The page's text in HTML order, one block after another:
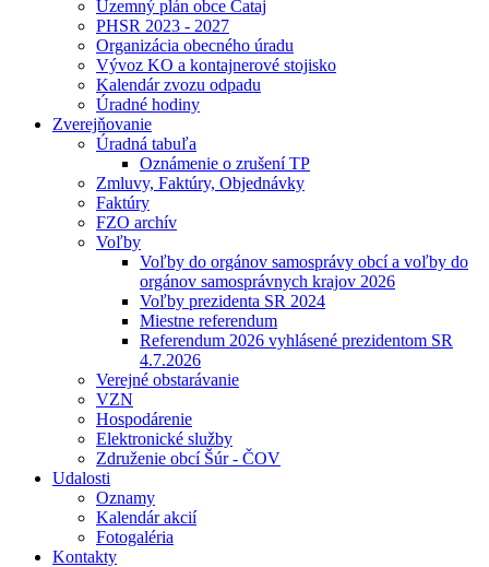
Územný plán obce Čataj
PHSR 2023 - 2027
Organizácia obecného úradu
Vývoz KO a kontajnerové stojisko
Kalendár zvozu odpadu
Úradné hodiny
Zverejňovanie
Úradná tabuľa
Oznámenie o zrušení TP
Zmluvy, Faktúry, Objednávky
Faktúry
FZO archív
Voľby
Voľby do orgánov samosprávy obcí a voľby do
orgánov samosprávnych krajov 2026
Voľby prezidenta SR 2024
Miestne referendum
Referendum 2026 vyhlásené prezidentom SR
4.7.2026
Verejné obstarávanie
VZN
Hospodárenie
Elektronické služby
Združenie obcí Šúr - ČOV
Udalosti
Oznamy
Kalendár akcií
Fotogaléria
Kontakty